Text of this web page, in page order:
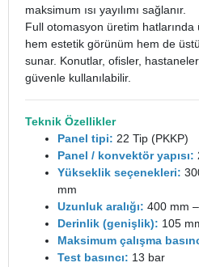
maksimum ısı yayılımı sağlanır.
Full otomasyon üretim hatlarında
hem estetik görünüm hem de
sunar. Konutlar, ofisler,
güvenle kullanılabilir.
Teknik Özellikler
Panel tipi: 22 Tip (PKKP)
Panel / konvektör yapısı:
Yükseklik seçenekleri:
mm
Uzunluk aralığı: 400 mm
Derinlik (genişlik): 105
Maksimum çalışma
Test basıncı: 13 bar